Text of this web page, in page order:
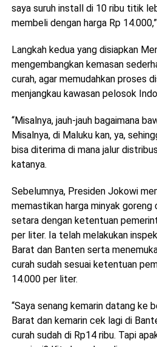
saya suruh install di 10 ribu titik
membeli dengan harga Rp
Langkah kedua yang disiapkan
mengembangkan kemasan
curah, agar memudahkan proses
menjangkau kawasan pelosok
“Misalnya, jauh-jauh bagaimana
Misalnya, di Maluku kan, ya,
bisa diterima di mana jalur
katanya.
Sebelumnya, Presiden Jokowi
memastikan harga minyak goreng
setara dengan ketentuan
per liter. Ia telah melakukan
Barat dan Banten serta
curah sudah sesuai ketentuan
14.000 per liter.
“Saya senang kemarin datang ke
Barat dan kemarin cek lagi di
curah sudah di Rp14 ribu. Tapi